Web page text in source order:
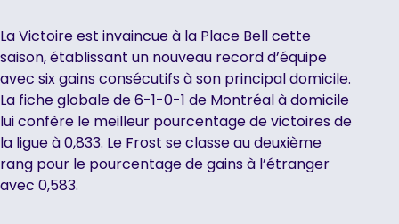
La Victoire est invaincue à la Place Bell cette
saison, établissant un nouveau record d’équipe
avec six gains consécutifs à son principal domicile.
La fiche globale de 6-1-0-1 de Montréal à domicile
lui confère le meilleur pourcentage de victoires de
la ligue à 0,833. Le Frost se classe au deuxième
rang pour le pourcentage de gains à l’étranger
avec 0,583.